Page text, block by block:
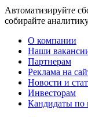
Автоматизируйте
собирайте
О компании
Наши
Партнерам
Реклама на
Новости и
Инвесторам
Кандидаты по